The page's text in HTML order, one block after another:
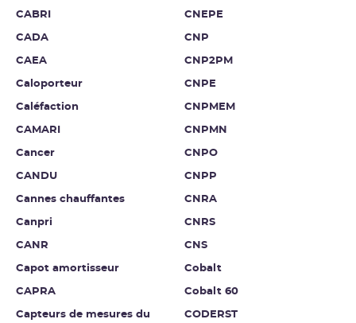
CABRI
CADA
CAEA
Caloporteur
Caléfaction
CAMARI
Cancer
CANDU
Cannes chauffantes
Canpri
CANR
Capot amortisseur
CAPRA
Capteurs de mesures du
CNEPE
CNP
CNP2PM
CNPE
CNPMEM
CNPMN
CNPO
CNPP
CNRA
CNRS
CNS
Cobalt
Cobalt 60
CODERST